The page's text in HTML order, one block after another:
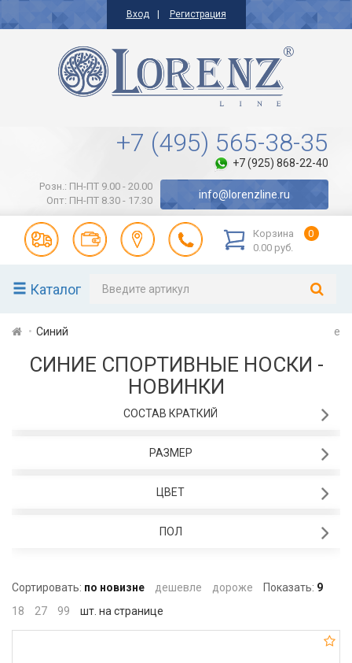
Вход Регистрация
+7 (495) 565-38-35
+7 (925) 868-22-40
Розн.: ПН-ПТ 9.00 - 20.00
Опт: ПН-ПТ 8.30 - 17.30
info@lorenzline.ru
Корзина
0
0.00 руб.
Каталог
Синий e
СИНИЕ СПОРТИВНЫЕ НОСКИ -
НОВИНКИ
СОСТАВ КРАТКИЙ
РАЗМЕР
ЦВЕТ
ПОЛ
Сортировать: по новизне дешевле дороже Показать: 9
18
27 99 шт. на странице